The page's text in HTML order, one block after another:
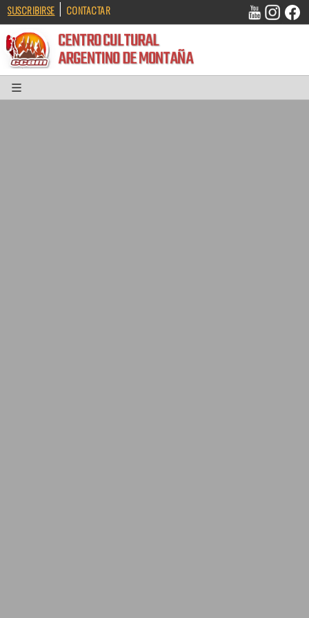
SUSCRIBIRSE | CONTACTAR
CENTRO CULTURAL
ARGENTINO DE MONTAÑA